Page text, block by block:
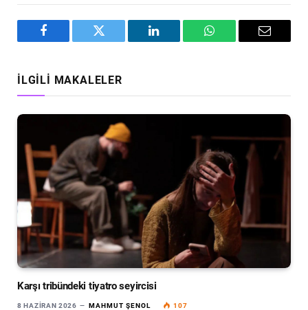
Facebook Twitter LinkedIn WhatsAppEmail
İLGILI MAKALELER
Karşı tribündeki tiyatro seyircisi
8 HAZIRAN 2026 MAHMUT ŞENOL 107